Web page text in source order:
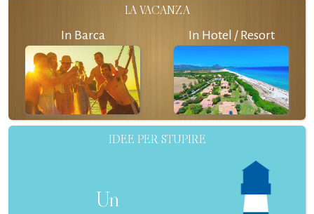
LA VACANZA
In Barca In Hotel / Resort
IDEE PER STUPIRE
Un